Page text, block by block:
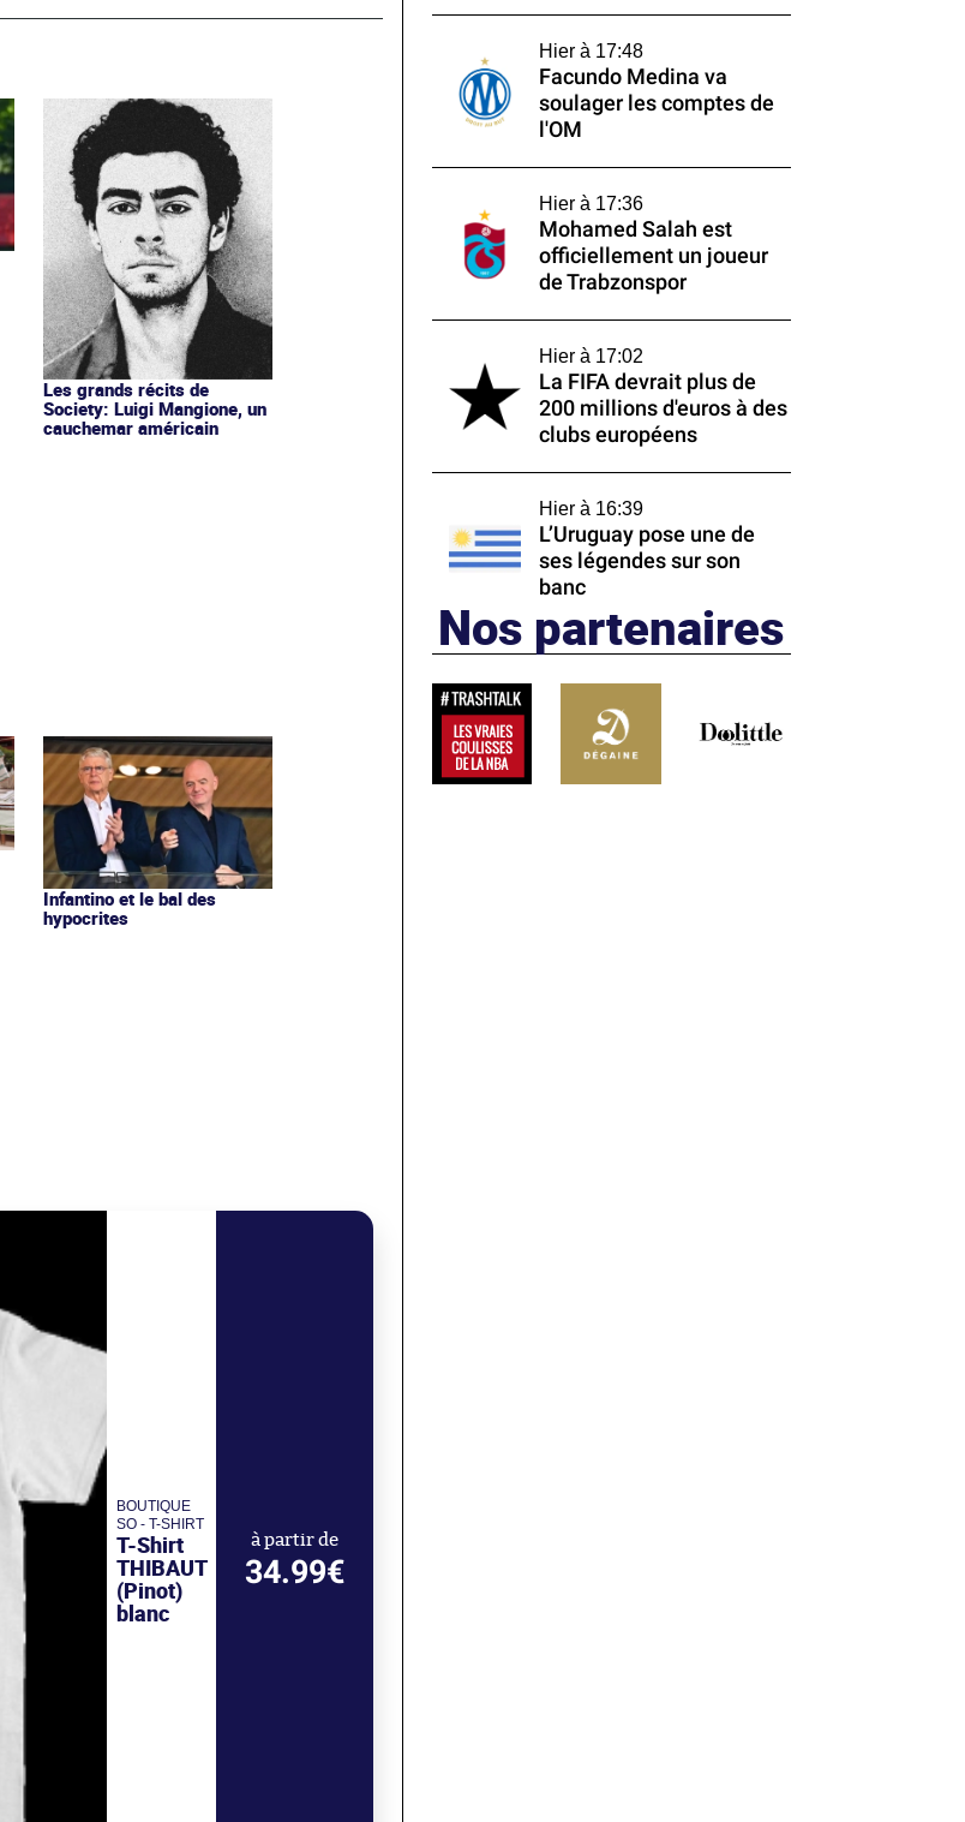
Les grands récits de
Society: Luigi Mangione, un
cauchemar américain
Infantino et le bal des
hypocrites
BOUTIQUE
SO - T-SHIRT
T-Shirt
THIBAUT
(Pinot)
blanc
à partir de
34.99€
Hier à 17:48
Facundo Medina va
soulager les comptes de
l'OM
Hier à 17:36
Mohamed Salah est
officiellement un joueur
de Trabzonspor
Hier à 17:02
La FIFA devrait plus de
200 millions d'euros à des
clubs européens
Hier à 16:39
L’Uruguay pose une de
ses légendes sur son
banc
Nos partenaires